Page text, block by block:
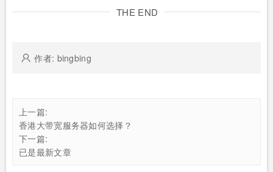
THE END
作者: bingbing
上一篇:
香港大带宽服务器如何选择？
下一篇:
已是最新文章